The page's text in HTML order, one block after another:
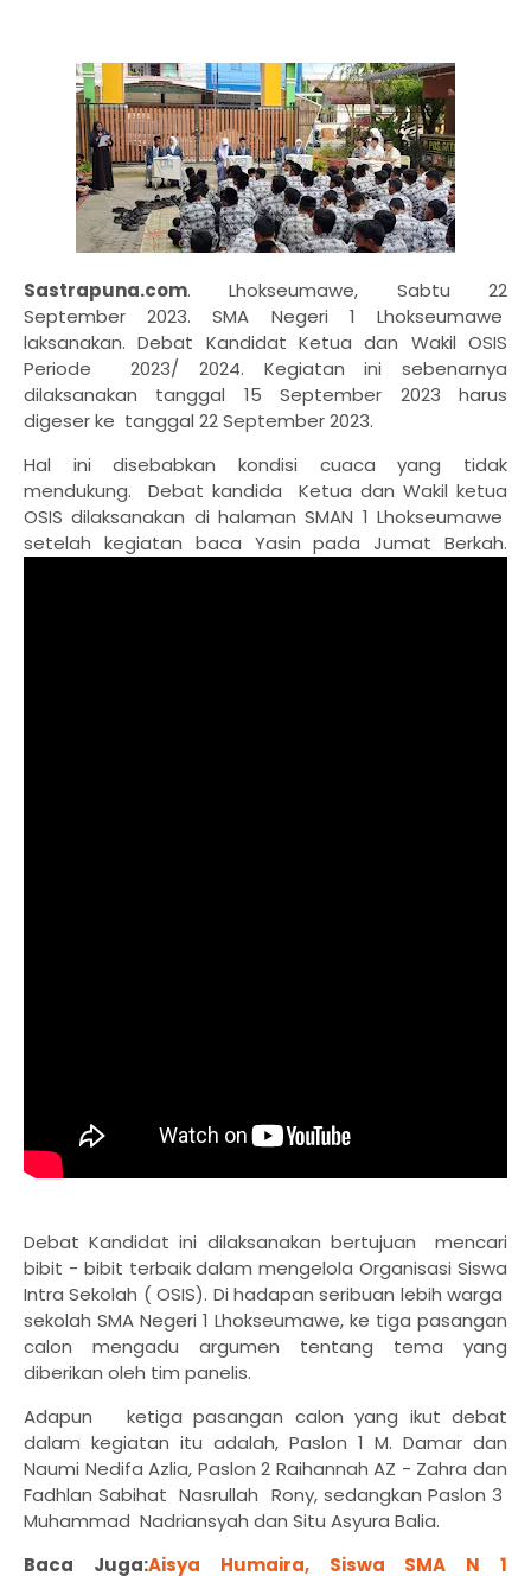
Sastrapuna.com. Lhokseumawe, Sabtu 22
September 2023. SMA Negeri 1 Lhokseumawe
laksanakan. Debat Kandidat Ketua dan Wakil OSIS
Periode 2023/ 2024. Kegiatan ini sebenarnya
dilaksanakan tanggal 15 September 2023 harus
digeser ke tanggal 22 September 2023.
Hal ini disebabkan kondisi cuaca yang tidak
mendukung. Debat kandida Ketua dan Wakil ketua
OSIS dilaksanakan di halaman SMAN 1 Lhokseumawe
setelah kegiatan baca Yasin pada Jumat Berkah.
Debat Kandidat ini dilaksanakan bertujuan mencari
bibit - bibit terbaik dalam mengelola Organisasi Siswa
Intra Sekolah ( OSIS). Di hadapan seribuan lebih warga
sekolah SMA Negeri 1 Lhokseumawe, ke tiga pasangan
calon mengadu argumen tentang tema yang
diberikan oleh tim panelis.
Adapun ketiga pasangan calon yang ikut debat
dalam kegiatan itu adalah, Paslon 1 M. Damar dan
Naumi Nedifa Azlia, Paslon 2 Raihannah AZ - Zahra dan
Fadhlan Sabihat Nasrullah Rony, sedangkan Paslon 3
Muhammad Nadriansyah dan Situ Asyura Balia.
Baca Juga:Aisya Humaira, Siswa SMA N 1